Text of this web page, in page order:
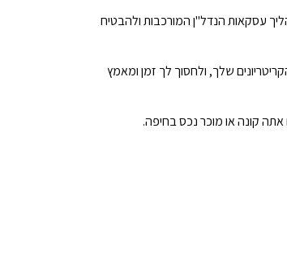
עסקאות הנדל"ן המורכבות ולהבטיח
שלך, ולחסוך לך זמן ומאמץ
קונה או מוכר נכס בחיפה.